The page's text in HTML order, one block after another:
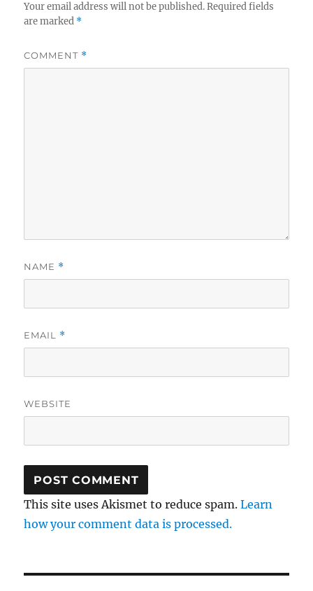
Your email address will not be published. Required fields
are marked *
COMMENT *
NAME *
EMAIL *
WEBSITE
This site uses Akismet to reduce spam.Learn
how your comment data is processed.